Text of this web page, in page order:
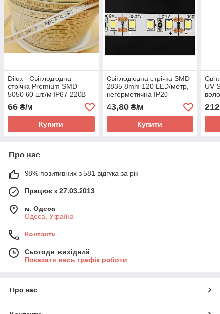
Dilux - Світлодіодна
стрічка Premium SMD
5050 60 шт./м IP67 220В
тепло біла
66 ₴/м
Купити
Світлодіодна стрічка SMD
2835 8mm 120 LED/метр,
негерметична IP20
43,80₴/м
Купити
UV
Про нас
98% позитивних з 581 відгука за рік
Працює з 27.03.2013
м. Одеса
Одеса, Україна
Контакти
Сьогодні вихідний
Показати весь графік роботи
Про нас